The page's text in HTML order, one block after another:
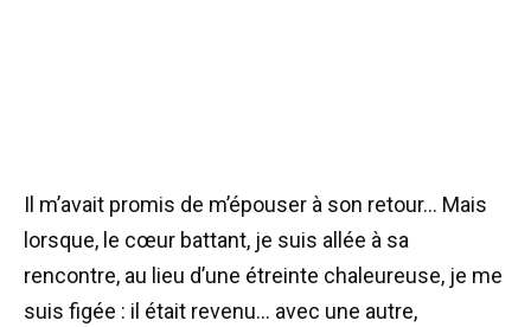
Il m’avait promis de m’épouser à son retour… Mais
lorsque, le cœur battant, je suis allée à sa
rencontre, au lieu d’une étreinte chaleureuse, je me
suis figée : il était revenu… avec une autre,